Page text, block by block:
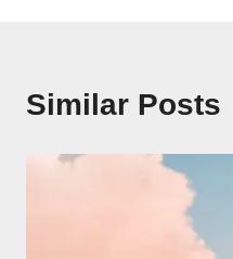
Similar Posts